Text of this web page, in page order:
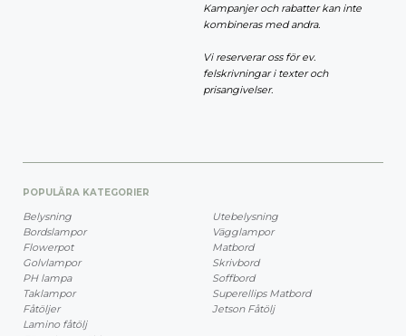
Kampanjer och rabatter kan inte
kombineras med andra.
Vi reserverar oss för ev.
felskrivningar i texter och
prisangivelser.
POPULÄRA KATEGORIER
Belysning
Bordslampor
Flowerpot
Golvlampor
PH lampa
Taklampor
Fåtöljer
Lamino fåtölj
Utebelysning
Vägglampor
Matbord
Skrivbord
Soffbord
Superellips Matbord
Jetson Fåtölj